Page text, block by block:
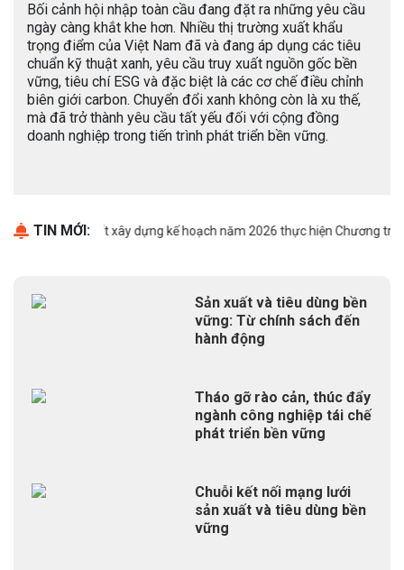
Bối cảnh hội nhập toàn cầu đang đặt ra những yêu cầu
ngày càng khắt khe hơn. Nhiều thị trường xuất khẩu
trọng điểm của Việt Nam đã và đang áp dụng các tiêu
chuẩn kỹ thuật xanh, yêu cầu truy xuất nguồn gốc bền
vững, tiêu chí ESG và đặc biệt là các cơ chế điều chỉnh
biên giới carbon. Chuyển đổi xanh không còn là xu thế,
mà đã trở thành yêu cầu tất yếu đối với cộng đồng
doanh nghiệp trong tiến trình phát triển bền vững.
TIN MỚI:
báo đề xuất xây dựng kế hoạch năm 2026 thực hiện Chương
Sản xuất và tiêu dùng bền
vững: Từ chính sách đến
hành động
Tháo gỡ rào cản, thúc đẩy
ngành công nghiệp tái chế
phát triển bền vững
Chuỗi kết nối mạng lưới
sản xuất và tiêu dùng bền
vững